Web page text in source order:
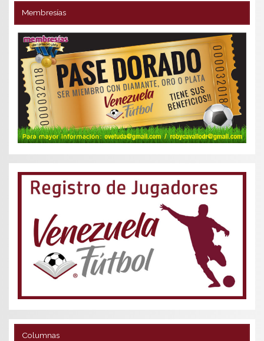
Membresías
Columnas